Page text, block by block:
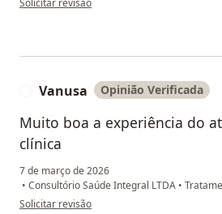
Vanusa Opinião Verificada
Muito boa a experiência do
clínica
7 de março de 2026
• Consultório Saúde Integral LTDA •
na opinião do utilizador Vanusa
Solicitar revisão